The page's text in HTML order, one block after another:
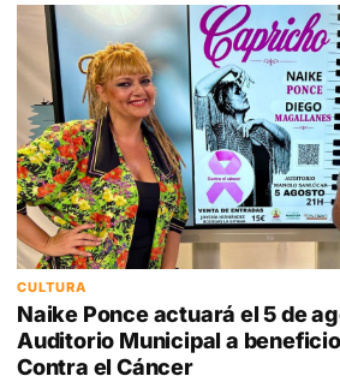
CULTURA
Naike Ponce actuará el 5 de
Auditorio Municipal a
Contra el Cáncer